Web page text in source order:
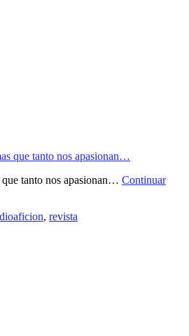
que tanto nos apasionan… Continuar
, revista